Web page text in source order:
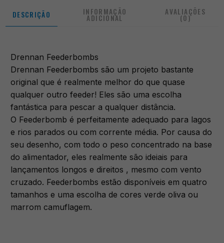
DESCRIÇÃO INFORMAÇÃO
ADICIONAL
AVALIAÇÕES
(0)
Drennan Feederbombs
Drennan Feederbombs são um projeto bastante
original que é realmente melhor do que quase
qualquer outro feeder! Eles são uma escolha
fantástica para pescar a qualquer distância.
O Feederbomb é perfeitamente adequado para lagos
e rios parados ou com corrente média. Por causa do
seu desenho, com todo o peso concentrado na base
do alimentador, eles realmente são ideiais para
lançamentos longos e direitos , mesmo com vento
cruzado. Feederbombs estão disponíveis em quatro
tamanhos e uma escolha de cores verde oliva ou
marrom camuflagem.